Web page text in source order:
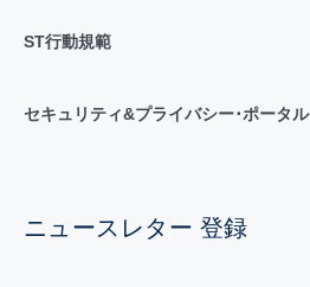
ST行動規範
セキュリティ&プライバシー･ポータル
ニュースレター 登録